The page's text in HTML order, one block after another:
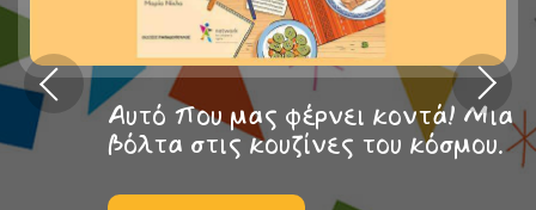
Αυτό που μας φέρνει κοντά! Μια
βόλτα στις κουζίνες του κόσμου.